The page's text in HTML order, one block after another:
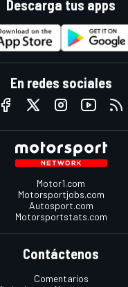
Descarga tus apps
En redes sociales
Motor1.com
Motorsportjobs.com
Autosport.com
Motorsportstats.com
Contáctenos
Comentarios